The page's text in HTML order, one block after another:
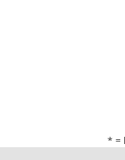
* =